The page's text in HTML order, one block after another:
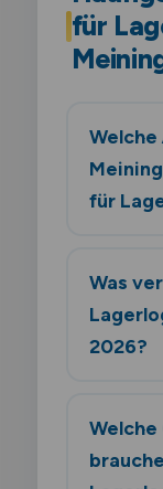
für
für
Was
2026?